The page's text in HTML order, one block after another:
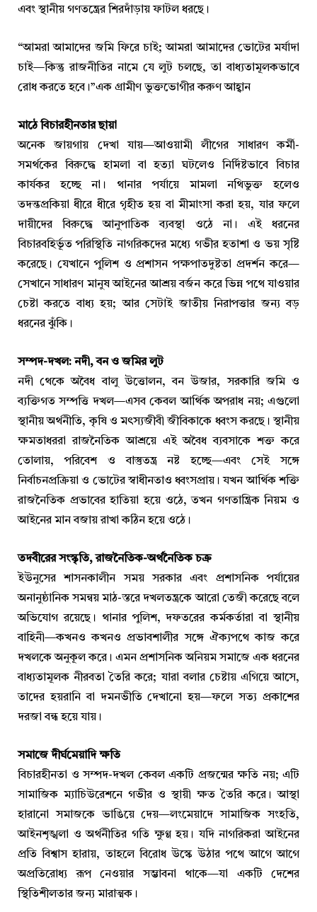
এবং স্থানীয় গণতন্ত্রের শিরদাঁড়ায় ফাটল ধরছে।
“আমরা আমাদের জমি ফিরে চাই; আমরা আমাদের ভোটের মর্যাদা
চাই—কিন্তু রাজনীতির নামে যে লুট চলছে, তা বাধ্যতামূলকভাবে
রোধ করতে হবে।”এক গ্রামীণ ভুক্তভোগীর করুণ আহ্বান
মাঠে বিচারহীনতার ছায়া
অনেক জায়গায় দেখা যায়—আওয়ামী লীগের সাধারণ কর্মী-
সমর্থকের বিরুদ্ধে হামলা বা হত্যা ঘটলেও নির্দিষ্টভাবে বিচার
কার্যকর হচ্ছে না। থানার পর্যায়ে মামলা নথিভুক্ত হলেও
তদন্তপ্রকিয়া ধীরে ধীরে গৃহীত হয় বা মীমাংসা করা হয়, যার ফলে
দায়ীদের বিরুদ্ধে আনুপাতিক ব্যবস্থা ওঠে না। এই ধরনের
বিচারবহির্ভূত পরিস্থিতি নাগরিকদের মধ্যে গভীর হতাশা ও ভয় সৃষ্টি
করেছে। যেখানে পুলিশ ও প্রশাসন পক্ষপাতদুষ্টতা প্রদর্শন করে—
সেখানে সাধারণ মানুষ আইনের আশ্রয় বর্জন করে ভিন্ন পথে যাওয়ার
চেষ্টা করতে বাধ্য হয়; আর সেটাই জাতীয় নিরাপত্তার জন্য বড়
ধরনের ঝুঁকি।
সম্পদ-দখল: নদী, বন ও জমির লুট
নদী থেকে অবৈধ বালু উত্তোলন, বন উজার, সরকারি জমি ও
ব্যক্তিগত সম্পত্তি দখল—এসব কেবল আর্থিক অপরাধ নয়; এগুলো
স্থানীয় অর্থনীতি, কৃষি ও মৎস্যজীবী জীবিকাকে ধ্বংস করছে। স্থানীয়
ক্ষমতাধররা রাজনৈতিক আশ্রয়ে এই অবৈধ ব্যবসাকে শক্ত করে
তোলায়, পরিবেশ ও বাস্তুতন্ত্র নষ্ট হচ্ছে—এবং সেই সঙ্গে
নির্বাচনপ্রক্রিয়া ও ভোটের স্বাধীনতাও ধ্বংসপ্রায়। যখন আর্থিক শক্তি
রাজনৈতিক প্রভাবের হাতিয়া হয়ে ওঠে, তখন গণতান্ত্রিক নিয়ম ও
আইনের মান বজায় রাখা কঠিন হয়ে ওঠে।
তদবীরের সংস্কৃতি, রাজনৈতিক-অর্থনৈতিক চক্র
ইউনুসের শাসনকালীন সময় সরকার এবং প্রশাসনিক পর্যায়ের
অনানুষ্ঠানিক সমন্বয় মাঠ-স্তরে দখলতন্ত্রকে আরো তেজী করেছে বলে
অভিযোগ রয়েছে। থানার পুলিশ, দফতরের কর্মকর্তারা বা স্থানীয়
বাহিনী—কখনও কখনও প্রভাবশালীর সঙ্গে ঐক্যপথে কাজ করে
দখলকে অনুকূল করে। এমন প্রশাসনিক অনিয়ম সমাজে এক ধরনের
বাধ্যতামূলক নীরবতা তৈরি করে; যারা বলার চেষ্টায় এগিয়ে আসে,
তাদের হয়রানি বা দমনভীতি দেখানো হয়—ফলে সত্য প্রকাশের
দরজা বন্ধ হয়ে যায়।
সমাজে দীর্ঘমেয়াদি ক্ষতি
বিচারহীনতা ও সম্পদ-দখল কেবল একটি প্রজন্মের ক্ষতি নয়; এটি
সামাজিক ম্যাচিউরেশনে গভীর ও স্থায়ী ক্ষত তৈরি করে। আস্থা
হারানো সমাজকে ভাঙিয়ে দেয়—লংমেয়াদে সামাজিক সংহতি,
আইনশৃঙ্খলা ও অর্থনীতির গতি ক্ষুণ্ণ হয়। যদি নাগরিকরা আইনের
প্রতি বিশ্বাস হারায়, তাহলে বিরোধ উস্কে উঠার পথে আগে আগে
অপ্রতিরোধ্য রূপ নেওয়ার সম্ভাবনা থাকে—যা একটি দেশের
স্থিতিশীলতার জন্য মারাত্মক।